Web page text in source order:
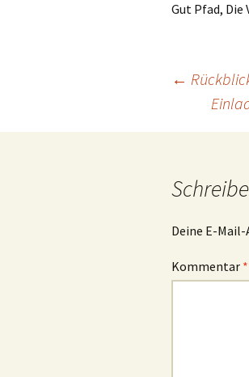
Gut Pfad, Die
←
Deine E-
Kommentar *